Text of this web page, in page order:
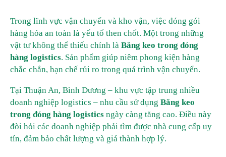
Trong lĩnh vực vận chuyển và kho vận, việc đóng gói
hàng hóa an toàn là yếu tố then chốt. Một trong những
vật tư không thể thiếu chính là Băng keo trong đóng
hàng logistics. Sản phẩm giúp niêm phong kiện hàng
chắc chắn, hạn chế rủi ro trong quá trình vận chuyển.
Tại Thuận An, Bình Dương – khu vực tập trung nhiều
doanh nghiệp logistics – nhu cầu sử dụng Băng keo
trong đóng hàng logistics ngày càng tăng cao. Điều này
đòi hỏi các doanh nghiệp phải tìm được nhà cung cấp uy
tín, đảm bảo chất lượng và giá thành hợp lý.